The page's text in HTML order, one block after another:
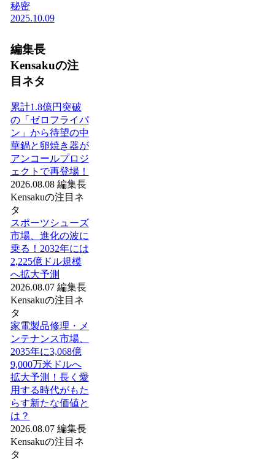
秘密
2025.10.09
編集長
Kensakuの注
目ネタ
累計1.8億円突破
の「ゼロフライパ
ン」から待望の中
華鍋と卵焼き器が
アンコールプロジ
ェクトで再登場！
2026.08.08 編集長
Kensakuの注目ネ
タ
スポーツシューズ
市場、進化の波に
乗る！2032年には
2,225億ドル規模
へ拡大予測
2026.08.07 編集長
Kensakuの注目ネ
タ
家電製品修理・メ
ンテナンス市場、
2035年に3,068億
9,000万米ドルへ
拡大予測！長く愛
用する時代がもた
らす新たな価値と
は？
2026.08.07 編集長
Kensakuの注目ネ
タ